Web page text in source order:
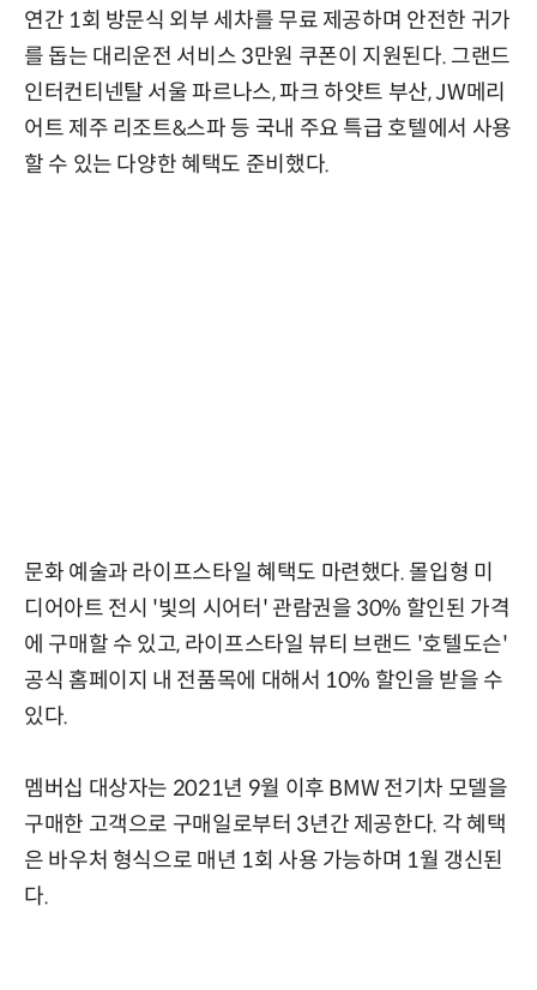
연간 1회 방문식 외부 세차를 무료 제공하며 안전한 귀가
를 돕는 대리운전 서비스 3만원 쿠폰이 지원된다. 그랜드
인터컨티넨탈 서울 파르나스, 파크 하얏트 부산, JW메리
어트 제주 리조트&스파 등 국내 주요 특급 호텔에서 사용
할 수 있는 다양한 혜택도 준비했다.
문화 예술과 라이프스타일 혜택도 마련했다. 몰입형 미
디어아트 전시 '빛의 시어터' 관람권을 30% 할인된 가격
에 구매할 수 있고, 라이프스타일 뷰티 브랜드 '호텔도슨'
공식 홈페이지 내 전품목에 대해서 10% 할인을 받을 수
있다.
멤버십 대상자는 2021년 9월 이후 BMW 전기차 모델을
구매한 고객으로 구매일로부터 3년간 제공한다. 각 혜택
은 바우처 형식으로 매년 1회 사용 가능하며 1월 갱신된
다.